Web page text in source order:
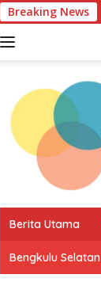
Breaking News
Polres
Berita Utama
Bengkulu Selatan